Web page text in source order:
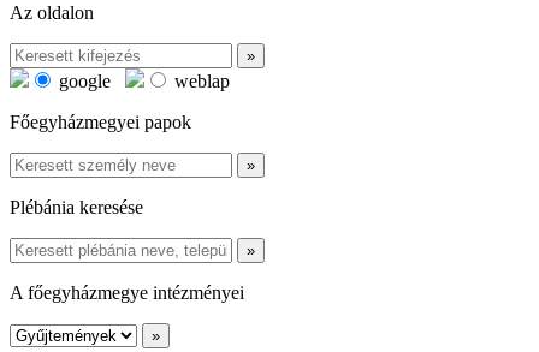
Az oldalon
google
weblap
Főegyházmegyei papok
Plébánia keresése
A főegyházmegye intézményei